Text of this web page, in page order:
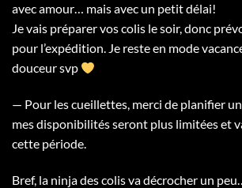
avec amour… mais avec un petit délai!
Je vais préparer vos colis le soir, donc
pour l’expédition. Je reste en mode
douceur svp
— Pour les cueillettes, merci de planifier un
mes disponibilités seront plus limitées et
cette période.
Bref, la ninja des colis va décrocher un